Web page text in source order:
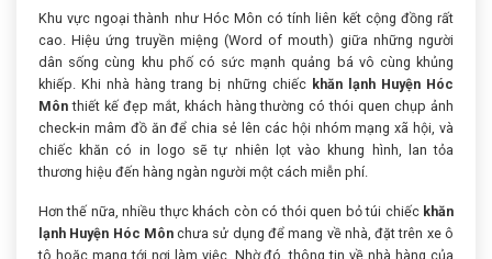
Khu vực ngoại thành như Hóc Môn có tính liên kết cộng đồng rất
cao. Hiệu ứng truyền miệng (Word of mouth) giữa những người
dân sống cùng khu phố có sức mạnh quảng bá vô cùng khủng
khiếp. Khi nhà hàng trang bị những chiếc khăn lạnh Huyện Hóc
Môn thiết kế đẹp mắt, khách hàng thường có thói quen chụp ảnh
check-in mâm đồ ăn để chia sẻ lên các hội nhóm mạng xã hội, và
chiếc khăn có in logo sẽ tự nhiên lọt vào khung hình, lan tỏa
thương hiệu đến hàng ngàn người một cách miễn phí.
Hơn thế nữa, nhiều thực khách còn có thói quen bỏ túi chiếc khăn
lạnh Huyện Hóc Mônchưa sử dụng để mang về nhà, đặt trên xe ô
tô hoặc mang tới nơi làm việc. Nhờ đó, thông tin về nhà hàng của